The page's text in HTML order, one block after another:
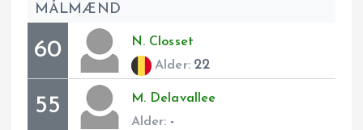
MÅLMÆND
60 N. Closset
Alder: 22
55 M. Delavallee
Alder: -